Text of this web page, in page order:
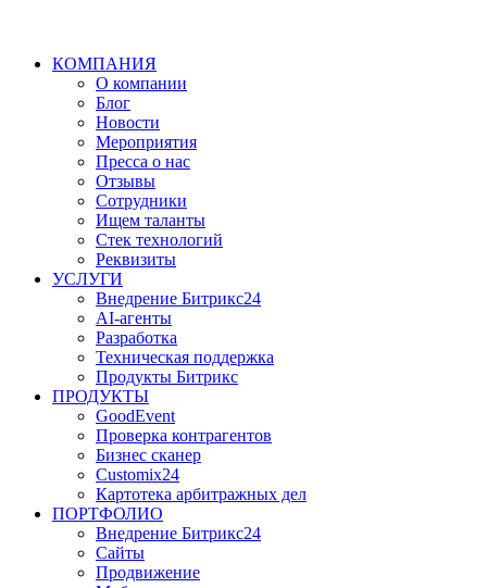
КОМПАНИЯ
О компании
Блог
Новости
Мероприятия
Пресса о нас
Отзывы
Сотрудники
Ищем таланты
Стек технологий
Реквизиты
УСЛУГИ
Внедрение Битрикс24
AI-агенты
Разработка
Техническая поддержка
Продукты Битрикс
ПРОДУКТЫ
GoodEvent
Проверка контрагентов
Бизнес сканер
Customix24
Картотека арбитражных дел
ПОРТФОЛИО
Внедрение Битрикс24
Сайты
Продвижение